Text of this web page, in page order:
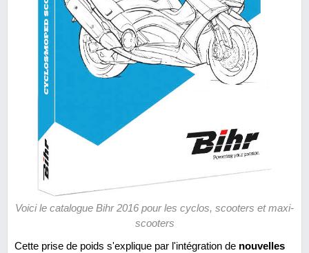
Voici le catalogue Bihr 2016 pour les cyclos, scooters et maxi-
scooters
Cette prise de poids s'explique par l'intégration de nouvelles